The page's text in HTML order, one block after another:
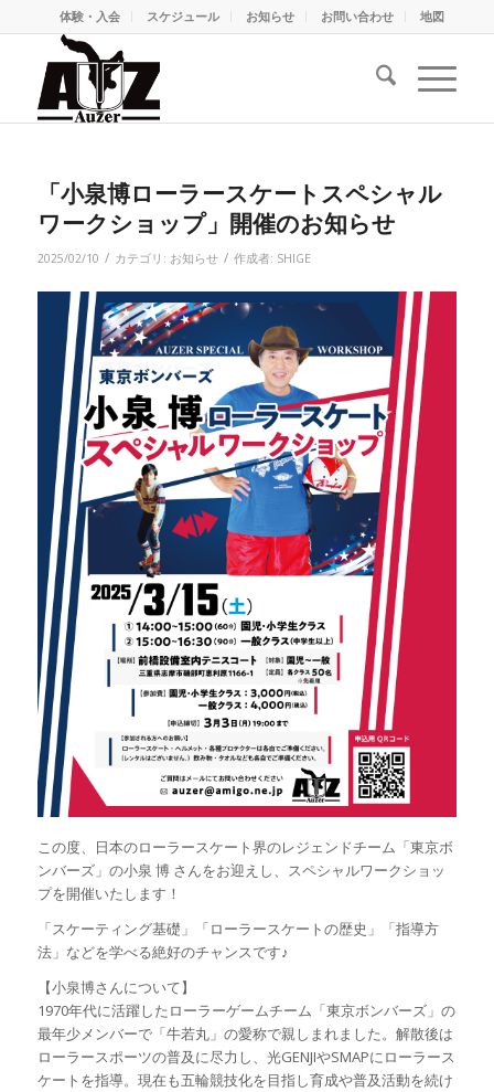
体験・入会 スケジュール お知らせ お問い合わせ 地図
「小泉博ローラースケートスペシャル
ワークショップ」開催のお知らせ
2025/02/10 / カテゴリ: お知らせ / 作成者: SHIGE
この度、日本のローラースケート界のレジェンドチーム「東京ボ
ンバーズ」の小泉 博 さんをお迎えし、スペシャルワークショッ
プを開催いたします！
「スケーティング基礎」「ローラースケートの歴史」「指導方
法」などを学べる絶好のチャンスです♪
【小泉博さんについて】
1970年代に活躍したローラーゲームチーム「東京ボンバーズ」の
最年少メンバーで「牛若丸」の愛称で親しまれました。解散後は
ローラースポーツの普及に尽力し、光GENJIやSMAPにローラース
ケートを指導。現在も五輪競技化を目指し育成や普及活動を続け